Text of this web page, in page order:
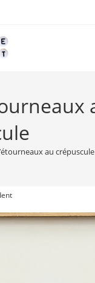
au crépuscule